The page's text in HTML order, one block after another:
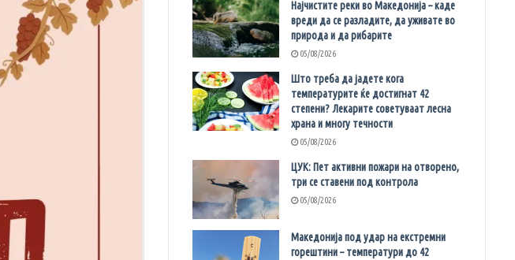
Најчистите реки во Македонија – каде
вреди да се разладите, да уживате во
природа и да рибарите
05/08/2026
Што треба да јадете кога
температурите ќе достигнат 42
степени? Лекарите советуваат лесна
храна и многу течности
05/08/2026
ЦУК: Пет активни пожари на отворено,
три се ставени под контрола
05/08/2026
Македонија под удар на екстремни
горештини – температури до 42